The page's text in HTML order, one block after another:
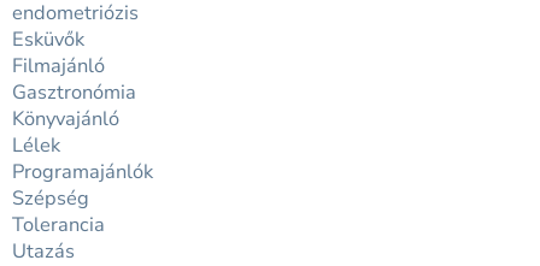
endometriózis
Esküvők
Filmajánló
Gasztronómia
Könyvajánló
Lélek
Programajánlók
Szépség
Tolerancia
Utazás